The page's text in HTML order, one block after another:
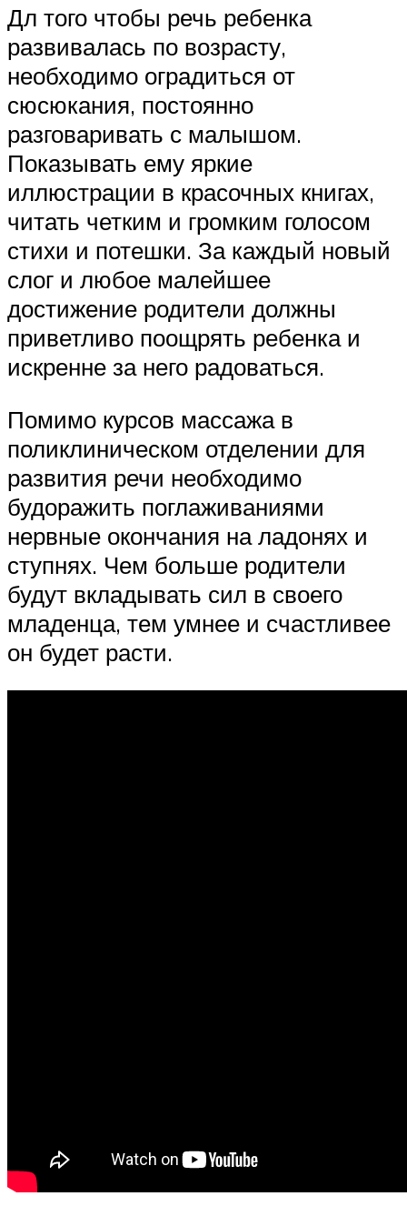
Дл того чтобы речь ребенка
развивалась по возрасту,
необходимо оградиться от
сюсюкания, постоянно
разговаривать с малышом.
Показывать ему яркие
иллюстрации в красочных книгах,
читать четким и громким голосом
стихи и потешки. За каждый новый
слог и любое малейшее
достижение родители должны
приветливо поощрять ребенка и
искренне за него радоваться.
Помимо курсов массажа в
поликлиническом отделении для
развития речи необходимо
будоражить поглаживаниями
нервные окончания на ладонях и
ступнях. Чем больше родители
будут вкладывать сил в своего
младенца, тем умнее и счастливее
он будет расти.